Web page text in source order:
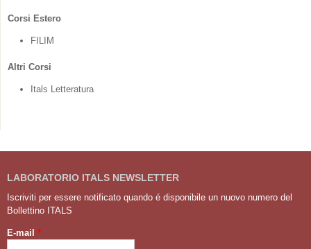
Corsi Estero
FILIM
Altri Corsi
Itals Letteratura
LABORATORIO ITALS NEWSLETTER
Iscriviti per essere notificato quando é disponibile un nuovo numero del
Bollettino ITALS
E-mail *